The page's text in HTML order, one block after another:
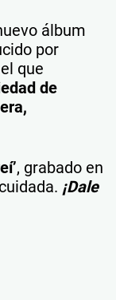
álbum
por
que
de
, grabado en
¡Dale